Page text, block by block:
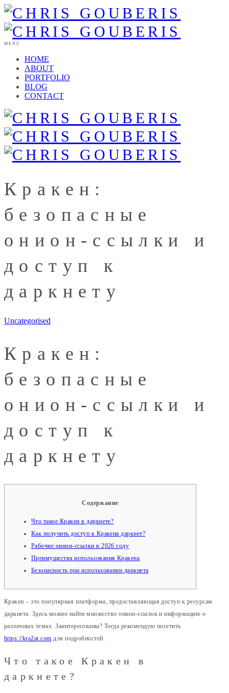
MENU
HOME
ABOUT
PORTFOLIO
BLOG
CONTACT
Кракен:
безопасные
онион-ссылки и
доступ к
даркнету
Uncategorised
Кракен:
безопасные
онион-ссылки и
доступ к
даркнету
Содержание
Что такое Кракен в даркнете?
Как получить доступ к Кракена даркнет?
Рабочие онион-ссылки в 2026 году
Преимущества использования Кракена
Безопасность при использовании даркнета
Кракен – это популярная платформа, предоставляющая доступ к ресурсам
даркнета. Здесь можно найти множество онион-ссылок и информацию о
различных темах. Заинтересованы? Тогда рекомендую посетить
https://kra2at.com для подробностей.
Что такое Кракен в
даркнете?